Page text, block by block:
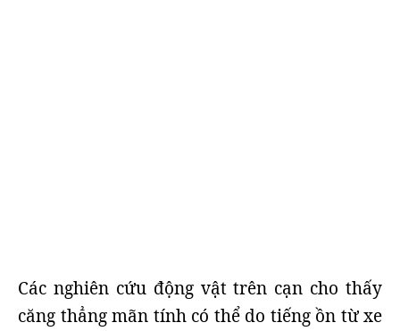
Các nghiên cứu động vật trên cạn cho thấy
căng thẳng mãn tính có thể do tiếng ồn từ xe